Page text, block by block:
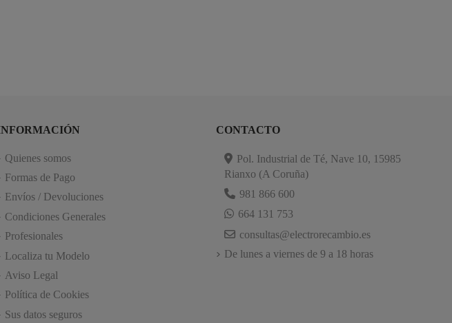
Quienes somos
Formas de Pago
Envíos / Devoluciones
Condiciones Generales
Profesionales
Localiza tu Modelo
Aviso Legal
Política de Cookies
Sus datos seguros
CONTACTO
Pol. Industrial de Té, Nave 10, 15985
Rianxo (A Coruña)
981 866 600
664 131 753
consultas@electrorecambio.es
De lunes a viernes de 9 a 18 horas